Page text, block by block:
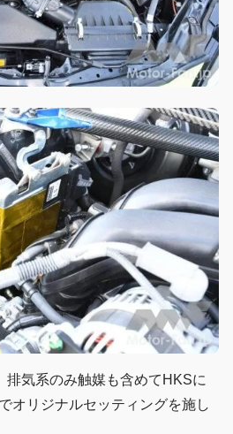
排気系のみ触媒も含めてHKSに
オリジナルセッティングを施し